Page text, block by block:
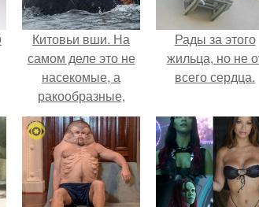
Китовьи вши. На
самом деле это не
насекомые, а
ракообразные,
относящиеся к
бокоплавам.
Рады за этого
жильца, но не
всего сердца.